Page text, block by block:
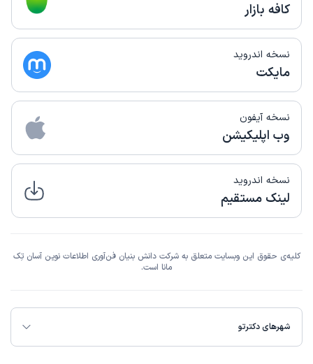
کافه بازار
نسخه اندروید
مایکت
نسخه آیفون
وب اپلیکیشن
نسخه اندروید
لینک مستقیم
کلیه‌ی حقوق این وبسایت متعلق به شرکت دانش بنیان فن‌آوری اطلاعات نوین آسان تِک
مانا است.
شهرهای دکترتو